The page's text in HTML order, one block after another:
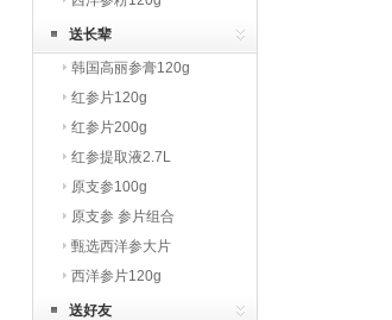
送长辈
韩国高丽参膏120g
红参片120g
红参片200g
红参提取液2.7L
原支参100g
原支参 参片组合
甄选西洋参大片
西洋参片120g
送好友